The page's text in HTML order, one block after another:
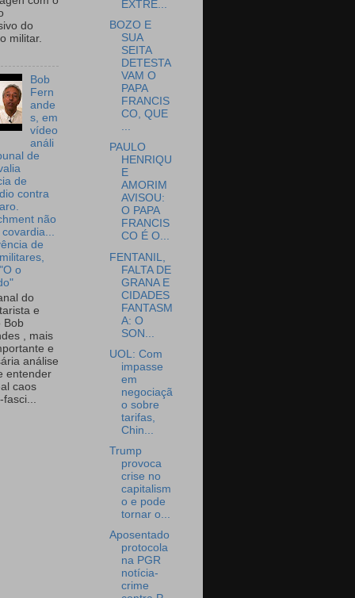
do
militar.
Bob
Fern
ande
s, em
vídeo
análi
de
de
contra
não
de
o
do
e
Bob
, mais
e
análise
entender
caos
EXTRE...
BOZO E
SUA
SEITA
DETESTA
VAM O
PAPA
FRANCIS
CO, QUE
...
PAULO
HENRIQU
E
AMORIM
AVISOU:
O PAPA
FRANCIS
CO É O...
FENTANIL,
FALTA DE
GRANA E
CIDADES
FANTASM
A: O
SON...
UOL: Com
impasse
em
negociaçã
o sobre
tarifas,
Chin...
Trump
provoca
crise no
capitalism
o e pode
tornar o...
Aposentado
protocola
na PGR
notícia-
crime